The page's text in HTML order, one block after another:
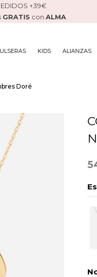
+39€
GRATIS con ALMA
KIDS ALIANZAS
Doré